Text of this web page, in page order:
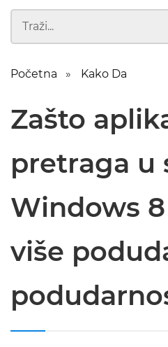
Početna Kako Da
Zašto
pretraga u
Windows
više